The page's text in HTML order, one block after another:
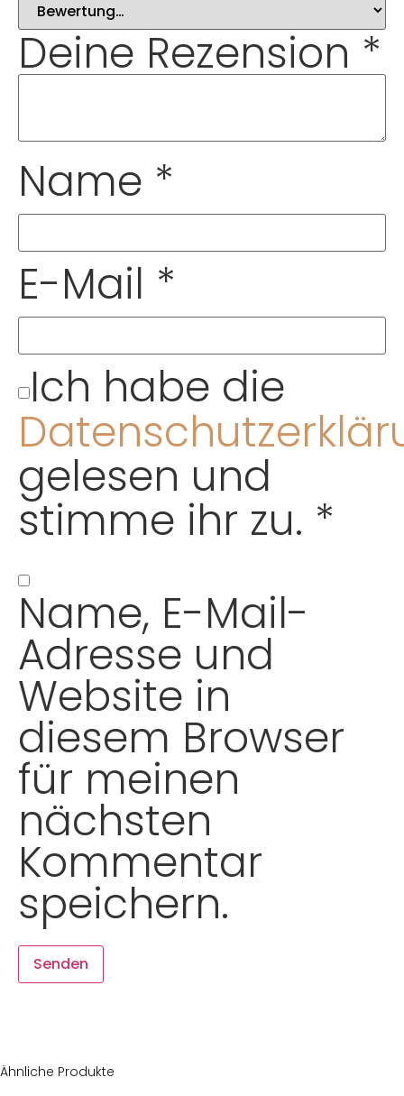
Deine Rezension *
Name *
E-Mail *
Ich habe die
gelesen und
stimme ihr zu. *
Name, E-Mail-
Adresse und
Website in
diesem Browser
für meinen
nächsten
Kommentar
speichern.
Ähnliche Produkte